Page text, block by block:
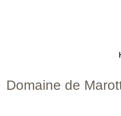
Domaine de